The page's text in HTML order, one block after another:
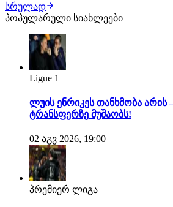
მებრძოლის შემდეგი
იქნება. შეგახსენებთ, ეს მათი მე-3
მხრიდან რაიმე არ შეიცვალა,
სრულად
პოპულარული სიახლეები
Ligue 1
ლუის ენრიკეს თანხმობა არის
ტრანსფერზე მუშაობს!
02 აგვ 2026, 19:00
პრემიერ ლიგა